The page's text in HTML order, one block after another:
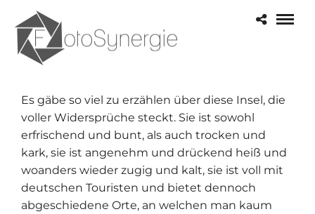
Es gäbe so viel zu erzählen über diese Insel, die
voller Widersprüche steckt. Sie ist sowohl
erfrischend und bunt, als auch trocken und
kark, sie ist angenehm und drückend heiß und
woanders wieder zugig und kalt, sie ist voll mit
deutschen Touristen und bietet dennoch
abgeschiedene Orte, an welchen man kaum